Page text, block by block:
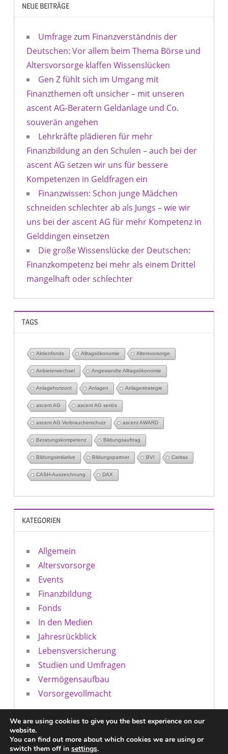
NEUE BEITRÄGE
Umfrage zum Finanzverständnis der
Deutschen: Vor allem beim Thema Börse und
Altersvorsorge klaffen Wissenslücken
Gen Z fühlt sich im Umgang mit
Finanzthemen oft unsicher – mit unseren
ascent AG-Beratern Geldanlage und Co.
souverän angehen
Lehrkräfte plädieren für mehr
Finanzbildung an den Schulen – auch bei der
ascent AG setzen wir uns für bessere
Kompetenzen in Geldfragen ein
Finanzwissen: Schon junge Mädchen
schneiden schlechter ab als Jungs – wie wir
uns bei der ascent AG für mehr Kompetenz in
Gelddingen einsetzen
Die große Wissenslücke der Deutschen:
Finanzkompetenz bei mehr als einem Drittel
mangelhaft oder schlechter
TAGS
Aktienfonds Alltagsökonomie Altersvorsorge
Anbieterwechsel Angewandte Alltagsökonomie
Anlagehorizont Anlagen Anlagestrategie
ascent AG ascent AG seriös
ascent AG Verbraucherschutz ascent AWARD
Beratungskompetenz Bildungsauftrag
Bildungsinitiative Bildungspartner BVI Caritas
CASH-Auszeichnung DAX
KATEGORIEN
Allgemein
Altersvorsorge
Events
Finanzbildung
Fonds
In den Medien
Jahresrückblick
Lebensversicherung
Studien und Umfragen
Vermögensaufbau
Vorsorgevollmacht
Ein Blog der ascent AG |hauptverwaltung@ascent.de
We are using cookies to give you the best experience on our
website.
You can find out more about which cookies we are using or
switch them off in settings.